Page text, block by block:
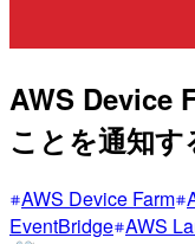
AWS Device
ことを通知す
AWS Device Farm
EventBridge AWS